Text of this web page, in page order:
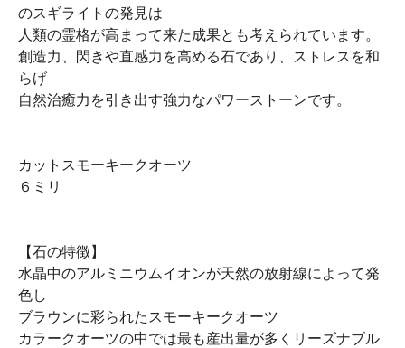
のスギライトの発見は
人類の霊格が高まって来た成果とも考えられています。
創造力、閃きや直感力を高める石であり、ストレスを和
らげ
自然治癒力を引き出す強力なパワーストーンです。
カットスモーキークオーツ
６ミリ
【石の特徴】
水晶中のアルミニウムイオンが天然の放射線によって発
色し
ブラウンに彩られたスモーキークオーツ
カラークオーツの中では最も産出量が多くリーズナブル